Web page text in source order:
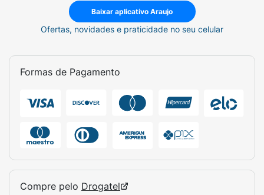
Baixar aplicativo Araujo
Ofertas, novidades e praticidade no seu celular
Formas de Pagamento
Compre pelo Drogatel